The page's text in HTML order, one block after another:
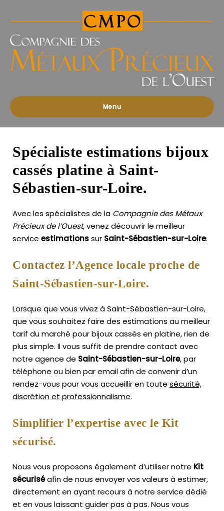
des
Précieux
l'Ouest
Menu
Spécialiste estimations bijoux
cassés platine à Saint-
Sébastien-sur-Loire.
Avec les spécialistes de la Compagnie des Métaux
Précieux de l’Ouest, venez découvrir le meilleur
service estimationssur Saint-Sébastien-sur-Loire.
Contactez l’Agence locale proche de
Saint-Sébastien-sur-Loire.
Lorsque que vous vivez à Saint-Sébastien-sur-Loire,
que vous souhaitez faire des estimations au meilleur
tarif du marché pour bijoux cassés en platine, rien de
plus simple. Il vous suffit de prendre contact avec
notre agence de Saint-Sébastien-sur-Loire, par
téléphone ou bien par email afin de convenir d’un
rendez-vous pour vous accueillir en toute sécurité,
discrétion et professionnalisme.
Simplifier l’expertise avec le Kit
sécurisé.
Nous vous proposons également d’utiliser notre Kit
sécuriséafin de nous envoyer vos valeurs à estimer,
directement en ayant recours à notre service dédié
et en vous laissant guider pas à pas. Nous vous